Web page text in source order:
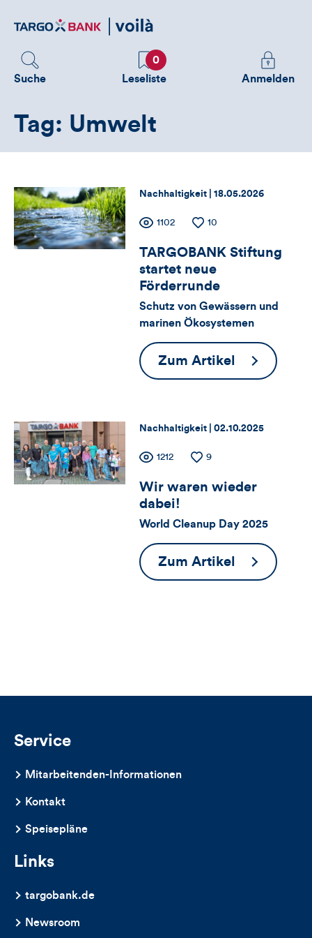
zum
Suche
Favoriten
0
Leseliste
Melden
Sie
sehen
Anmelden
Tag: Umwelt
Thema:
Nachhaltigkeit | Datum:
18.05.2026
Zähler
für
Views,
Likes
und
Kommentare
Artikels
Anzahl
Views
1102
Anzahl
Likes
10
TARGOBANK Stiftung
startet neue
Förderrunde
Schutz von Gewässern und
marinen Ökosystemen
Zum Artikel
Stiftung
neue
Thema:
Nachhaltigkeit | Datum:
02.10.2025
Zähler
für
Views,
Likes
und
Anzahl
Views
1212
Anzahl
Likes
9
Wir waren wieder
dabei!
World Cleanup Day 2025
Zum Artikel
Wir
waren
Service
Mitarbeitenden-Informationen
Kontakt
Speisepläne
Links
targobank.de
Newsroom